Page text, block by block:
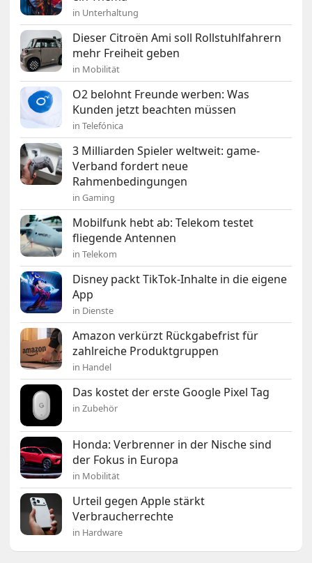
in Unterhaltung
Dieser Citroën Ami soll Rollstuhlfahrern
mehr Freiheit geben
in Mobilität
O2 belohnt Freunde werben: Was
Kunden jetzt beachten müssen
in Telefónica
3 Milliarden Spieler weltweit: game-
Verband fordert neue
Rahmenbedingungen
in Gaming
Mobilfunk hebt ab: Telekom testet
fliegende Antennen
in Telekom
Disney packt TikTok-Inhalte in die eigene
App
in Dienste
Amazon verkürzt Rückgabefrist für
zahlreiche Produktgruppen
in Handel
Das kostet der erste Google Pixel Tag
in Zubehör
Honda: Verbrenner in der Nische sind
der Fokus in Europa
in Mobilität
Urteil gegen Apple stärkt
Verbraucherrechte
in Hardware